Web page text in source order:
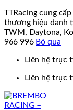
TTRacing cung
thương hiệu danh
TWM, Daytona,
966 996 Bỏ qua
Liên hệ trực
Liên hệ trực